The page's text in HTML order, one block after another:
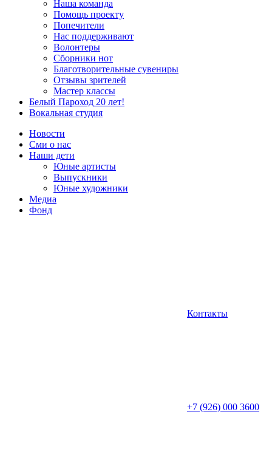
Наша команда
Помощь проекту
Попечители
Нас поддерживают
Волонтеры
Сборники нот
Благотворительные сувениры
Отзывы зрителей
Мастер классы
Белый Пароход 20 лет!
Вокальная студия
Новости
Сми о нас
Наши дети
Юные артисты
Выпускники
Юные художники
Медиа
Фонд
Контакты
+7 (926) 000 3600